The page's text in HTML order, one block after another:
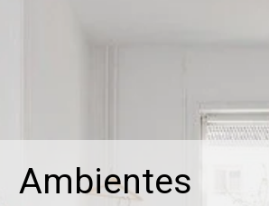
Ambientes